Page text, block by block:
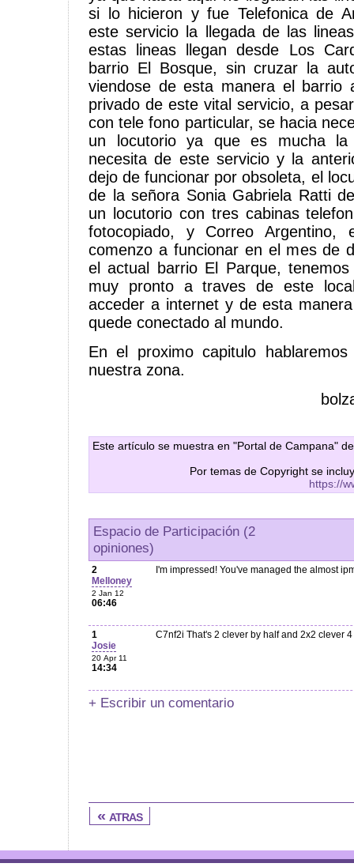
si lo hicieron y fue Telefonica de
este servicio la llegada de las
estas lineas llegan desde Los
barrio El Bosque, sin cruzar la
viendose de esta manera el barrio
privado de este vital servicio, a
con tele fono particular, se hacia
un locutorio ya que es mucha
necesita de este servicio y la
dejo de funcionar por obsoleta, el
de la señora Sonia Gabriela Ratti
un locutorio con tres cabinas
fotocopiado, y Correo Argentino,
comenzo a funcionar en el mes de
el actual barrio El Parque,
muy pronto a traves de este
acceder a internet y de esta
quede conectado al mundo.
En el proximo capitulo
nuestra zona.
Este artículo se muestra en "Portal de Campana"
Por temas de Copyright se
https://
Espacio de Participación (2
opiniones)
2
Melloney
2 Jan 12
06:46
I'm impressed! You've managed the almost
1
Josie
20 Apr 11
14:34
C7nf2i That's 2 clever by half and 2x2 clever 4
+ Escribir un comentario
« atras